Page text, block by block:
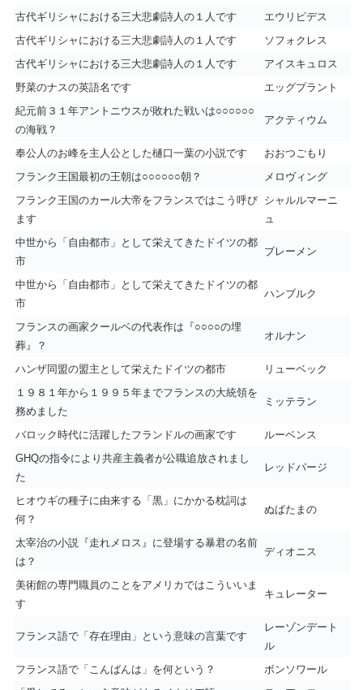
古代ギリシャにおける三大悲劇詩人の１人です
エウリピデス
古代ギリシャにおける三大悲劇詩人の１人です
ソフォクレス
古代ギリシャにおける三大悲劇詩人の１人です
アイスキュロス
野菜のナスの英語名です
エッグプラント
紀元前３１年アントニウスが敗れた戦いは○○○○○○
の海戦？
アクティウム
奉公人のお峰を主人公とした樋口一葉の小説です
おおつごもり
フランク王国最初の王朝は○○○○○○朝？
メロヴィング
フランク王国のカール大帝をフランスではこう呼び
ます
シャルルマーニ
ュ
中世から「自由都市」として栄えてきたドイツの都
市
ブレーメン
中世から「自由都市」として栄えてきたドイツの都
市
ハンブルク
フランスの画家クールベの代表作は『○○○○の埋
葬』？
オルナン
ハンザ同盟の盟主として栄えたドイツの都市
リューベック
１９８１年から１９９５年までフランスの大統領を
務めました
ミッテラン
バロック時代に活躍したフランドルの画家です
ルーベンス
GHQの指令により共産主義者が公職追放されまし
た
レッドパージ
ヒオウギの種子に由来する「黒」にかかる枕詞は
何？
ぬばたまの
太宰治の小説『走れメロス』に登場する暴君の名前
は？
ディオニス
美術館の専門職員のことをアメリカではこういいま
す
キュレーター
フランス語で「存在理由」という意味の言葉です
レーゾンデート
ル
フランス語で「こんばんは」を何という？
ボンソワール